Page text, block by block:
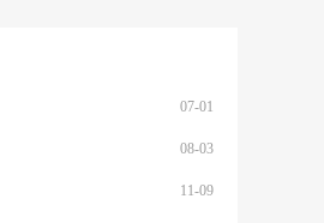
07-01
08-03
11-09